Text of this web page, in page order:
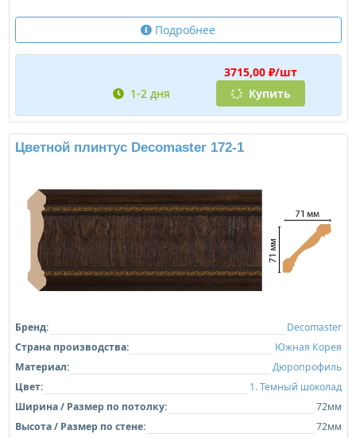
Подробнее
3715,00 ₽/шт
1-2 дня
Купить
Цветной плинтус Decomaster 172-1
Бренд:
Decomaster
Страна производства:
Южная Корея
Материал:
Дюропрофиль
Цвет:
1. Темный шоколад
Ширина / Размер по потолку:
72мм
Высота / Размер по стене:
72мм